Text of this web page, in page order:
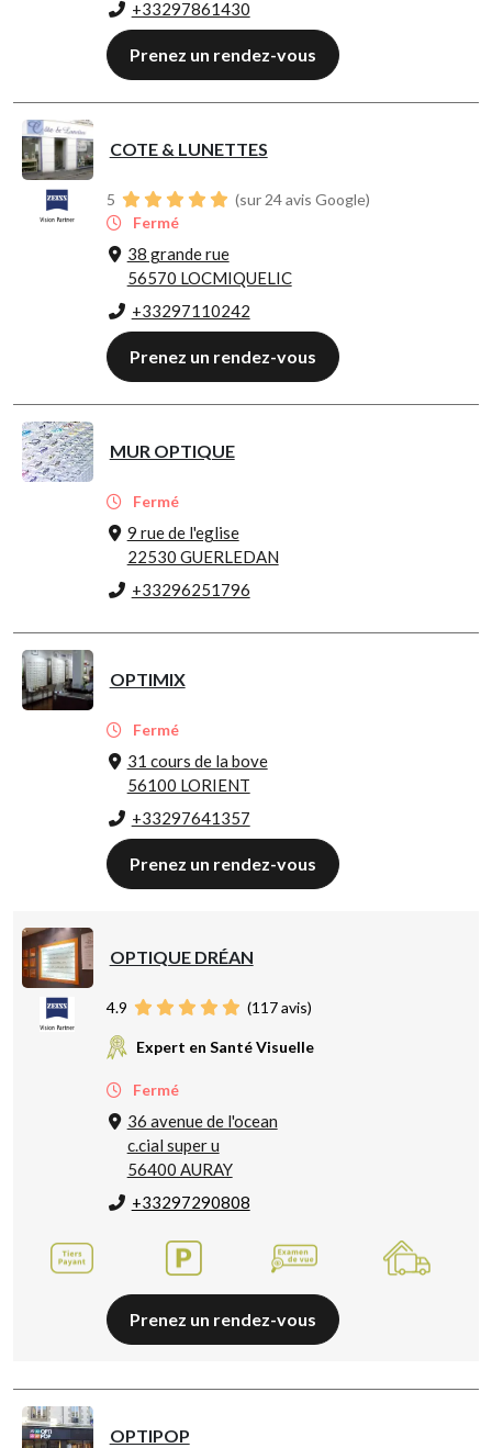
+33297861430
Prenez un rendez-vous
COTE & LUNETTES
5
(sur 24 avis Google)
Fermé
38 grande rue
56570 LOCMIQUELIC
+33297110242
Prenez un rendez-vous
MUR OPTIQUE
Fermé
9 rue de l'eglise
22530 GUERLEDAN
+33296251796
OPTIMIX
Fermé
31 cours de la bove
56100 LORIENT
+33297641357
Prenez un rendez-vous
OPTIQUE DRÉAN
4.9 (117avis)
Expert en Santé Visuelle
Fermé
36 avenue de l'ocean
c.cial super u
56400 AURAY
+33297290808
Prenez un rendez-vous
OPTIPOP